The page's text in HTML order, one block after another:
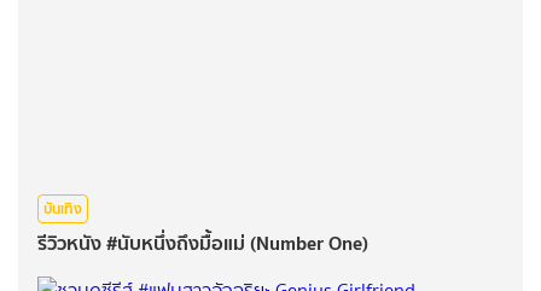
บันเทิง
รีวิวหนัง #นับหนึ่งถึงมื้อแม่ (Number One)